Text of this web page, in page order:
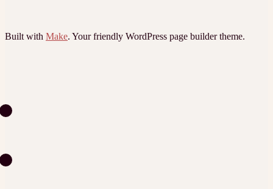
Built with Make. Your friendly WordPress page builder theme.